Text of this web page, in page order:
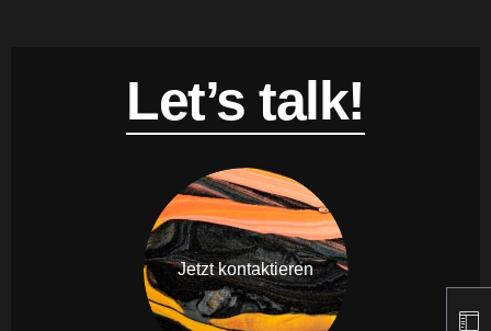
Let’s talk!
Jetzt kontaktieren